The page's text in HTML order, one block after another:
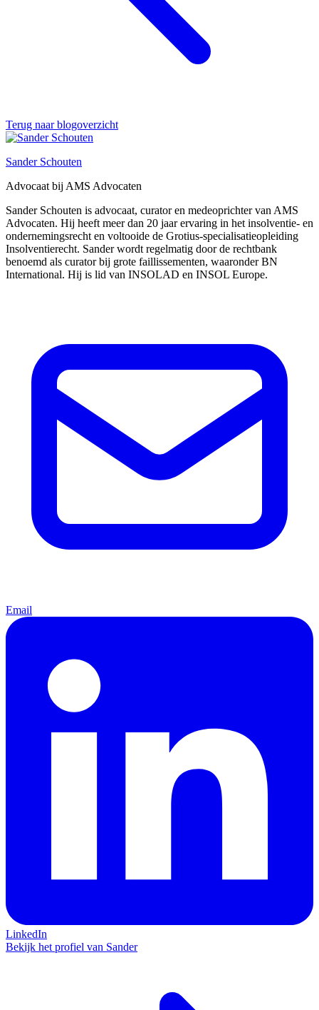
Terug naar blogoverzicht
Sander Schouten
Advocaat bij AMS Advocaten
Sander Schouten is advocaat, curator en medeoprichter van AMS
Advocaten. Hij heeft meer dan 20 jaar ervaring in het insolventie- en
ondernemingsrecht en voltooide de Grotius-specialisatieopleiding
Insolventierecht. Sander wordt regelmatig door de rechtbank
benoemd als curator bij grote faillissementen, waaronder BN
International. Hij is lid van INSOLAD en INSOL Europe.
Email
LinkedIn
Bekijk het profiel van Sander